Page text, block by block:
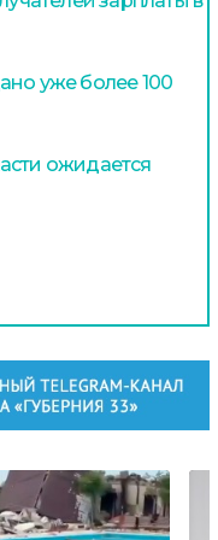
уже более 100
ожидается